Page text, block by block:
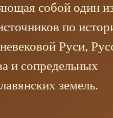
собой один
по
Руси,
и сопредельных
земель.